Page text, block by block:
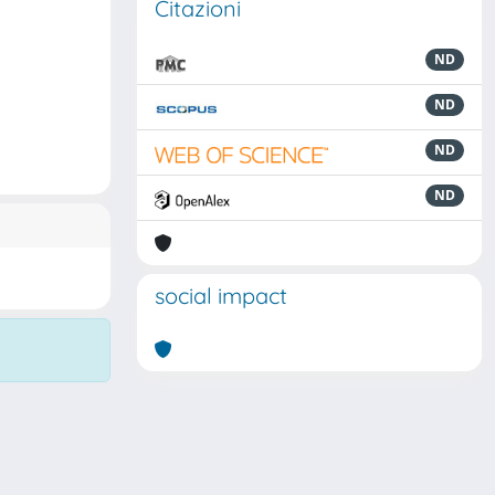
Citazioni
ND
ND
ND
ND
social impact